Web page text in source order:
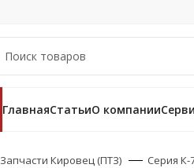
ГлавнаяСтатьиО компании
Запчасти Кировец (ПТЗ) Серия К-